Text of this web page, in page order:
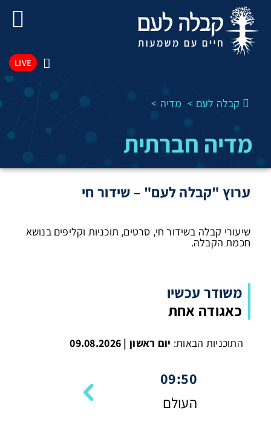
LIVE
מדיה
מדיה חברתית
ערוץ "קבלה לעם" – שידור חי
שיעורי קבלה בשידור חי, סרטים, תוכניות וקליפים בנושא
חכמת הקבלה.
משודר עכשיו
כאגודה אחת
התוכניות הבאות: יום ראשון | 09.08.2026
09:50
העולם